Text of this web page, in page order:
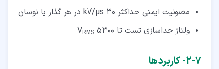
مصونیت ایمنی حداکثر 30 kV/µs در هر گذار یا نوسان
ولتاژ جداسازی تست تا 5300 V
RMS
۷‏-‏۲‏- کاربردها